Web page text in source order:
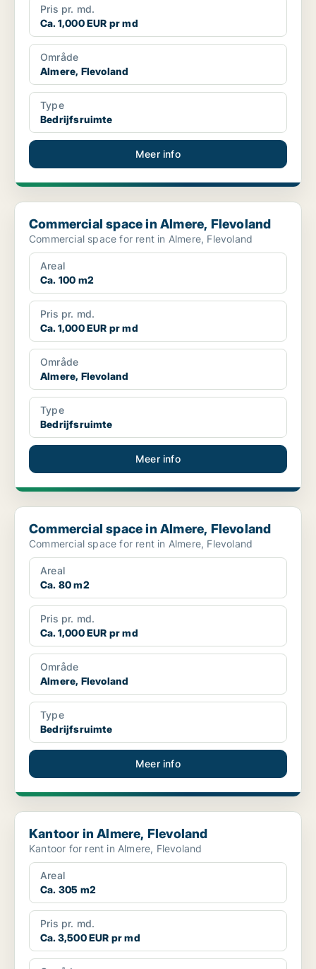
Pris pr. md.
Ca. 1,000 EUR pr md
Område
Almere, Flevoland
Type
Bedrijfsruimte
Meer info
Commercial space in Almere, Flevoland
Commercial space in Almere, Flevoland
Commercial space for rent in Almere, Flevoland
Areal
Ca. 100 m2
Pris pr. md.
Ca. 1,000 EUR pr md
Område
Almere, Flevoland
Type
Bedrijfsruimte
Meer info
Commercial space in Almere, Flevoland
Commercial space in Almere, Flevoland
Commercial space for rent in Almere, Flevoland
Areal
Ca. 80 m2
Pris pr. md.
Ca. 1,000 EUR pr md
Område
Almere, Flevoland
Type
Bedrijfsruimte
Meer info
Kantoor in Almere, Flevoland
Kantoor in Almere, Flevoland
Kantoor for rent in Almere, Flevoland
Areal
Ca. 305 m2
Pris pr. md.
Ca. 3,500 EUR pr md